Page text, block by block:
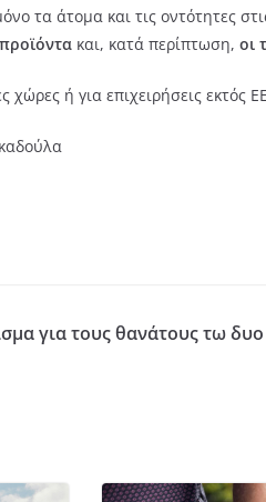
τα άτομα και τις οντότητες
και, κατά περίπτωση, οι
χώρες ή για επιχειρήσεις εκτός
για τους θανάτους τω δυο